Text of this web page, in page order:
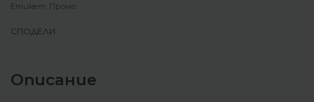
Етикет: Промо
СПОДЕЛИ
Описание